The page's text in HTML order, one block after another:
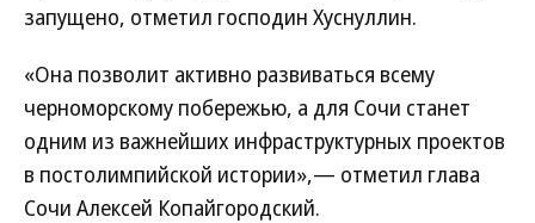
запущено, отметил господин Хуснуллин.
«Она позволит активно развиваться всему
черноморскому побережью, а для Сочи станет
одним из важнейших инфраструктурных проектов
в постолимпийской истории»,— отметил глава
Сочи Алексей Копайгородский.